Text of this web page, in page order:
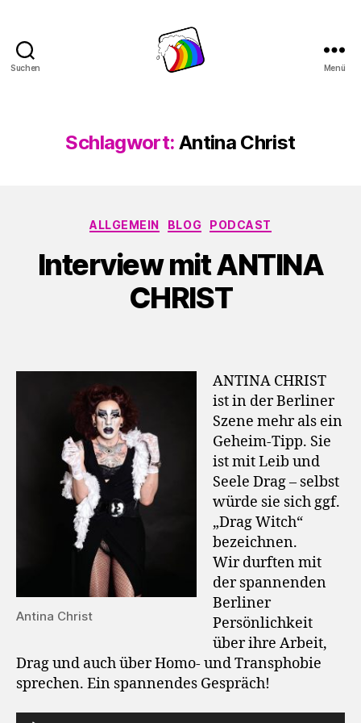
Suchen Menü
Schlagwort: Antina Christ
Kategorien
ALLGEMEIN BLOG PODCAST
Interview mit ANTINA
CHRIST
Antina Christ
ANTINA CHRIST
ist in der Berliner
Szene mehr als ein
Geheim-Tipp. Sie
ist mit Leib und
Seele Drag – selbst
würde sie sich ggf.
„Drag Witch“
bezeichnen.
Wir durften mit
der spannenden
Berliner
Persönlichkeit
über ihre Arbeit,
Drag und auch über Homo- und Transphobie
sprechen. Ein spannendes Gespräch!